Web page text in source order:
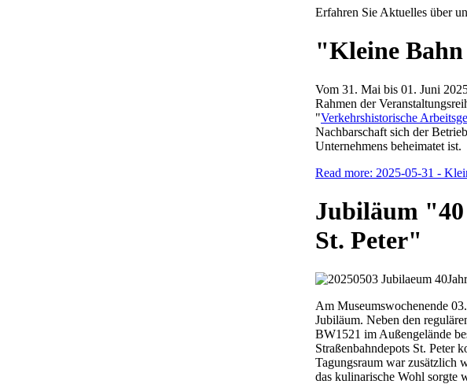
Erfahren Sie Aktuelles über
"Kleine
Vom 31. Mai bis 01. Juni
Rahmen der
"Verkehrshistorische
Nachbarschaft sich der
Unternehmens beheimatet ist.
Read more: 2025-05-31 -
Jubiläum "40
St. Peter"
Am Museumswochenende
Jubiläum. Neben den
BW1521 im Außengelände
Straßenbahndepots St. Peter
Tagungsraum war zusätzlich
das kulinarische Wohl sorgte